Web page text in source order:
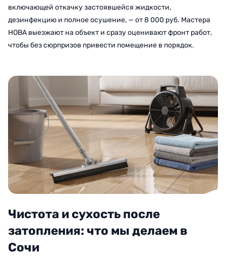
включающей откачку застоявшейся жидкости,
дезинфекцию и полное осушение, — от 8 000 руб. Мастера
НОВА выезжают на объект и сразу оценивают фронт работ,
чтобы без сюрпризов привести помещение в порядок.
Чистота и сухость после
затопления: что мы делаем в
Сочи